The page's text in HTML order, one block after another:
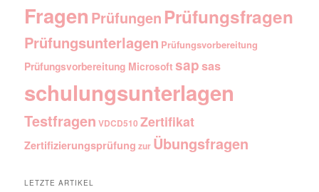
Fragen Prüfungen Prüfungsfragen
Prüfungsunterlagen Prüfungsvorbereitung
Prüfungsvorbereitung Microsoft sapsas
schulungsunterlagen
Testfragen VDCD510 Zertifikat
Zertifizierungsprüfung zur Übungsfragen
LETZTE ARTIKEL